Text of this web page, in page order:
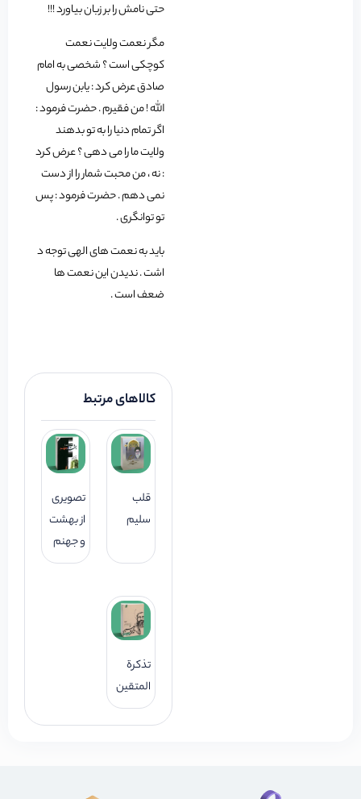
حتی نامش را بر زبان بیاورد !!!
مگر نعمت ولایت نعمت
کوچکی است ؟ شخصی به امام
صادق عرض کرد : یابن رسول
الله ! من فقیرم . حضرت فرمود :
اگر تمام دنیا را به تو بدهند
ولایت ما را می دهی ؟ عرض کرد
: نه ، من محبت شمار را از دست
نمی دهم . حضرت فرمود : پس
تو توانگری .
باید به نعمت های الهی توجه د
اشت . ندیدن این نعمت ها
ضعف است .
کالاهای مرتبط
قلب
سلیم
تصویری
از بهشت
و جهنم
تذکرة
المتقین